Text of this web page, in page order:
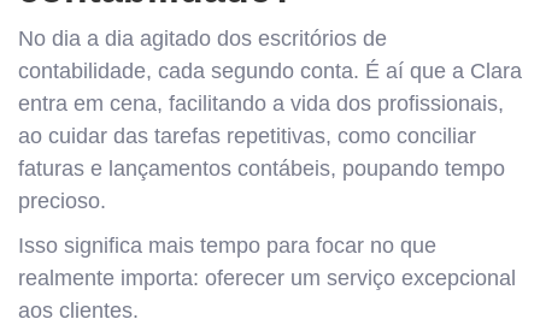
No dia a dia agitado dos escritórios de
contabilidade, cada segundo conta. É aí que a Clara
entra em cena, facilitando a vida dos profissionais,
ao cuidar das tarefas repetitivas, como conciliar
faturas e lançamentos contábeis, poupando tempo
precioso.
Isso significa mais tempo para focar no que
realmente importa: oferecer um serviço excepcional
aos clientes.